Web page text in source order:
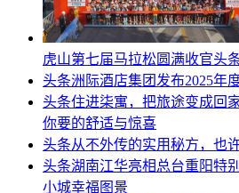
虎山第七届马拉松圆满收官头
头条洲际酒店集团发布2025年
头条住进柒寓，把旅途变成
你要的舒适与惊喜
头条从不外传的实用秘方，也
头条湖南江华亮相总台重阳特
小城幸福图景